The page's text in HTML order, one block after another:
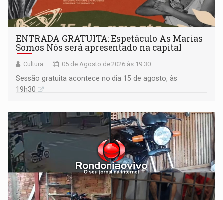
ENTRADA GRATUITA: Espetáculo As Marias
Somos Nós será apresentado na capital
Cultura 05 de Agosto de 2026 às 19:30
Sessão gratuita acontece no dia 15 de agosto, às
19h30